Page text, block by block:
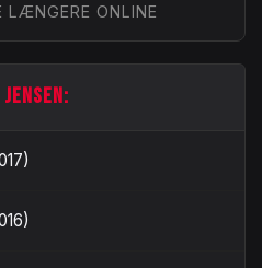
LÆNGERE ONLINE
JENSEN: